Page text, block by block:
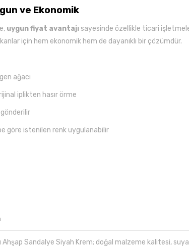
ve Ekonomik
uygun fiyat avantajısayesinde özellikle ticari
için hem ekonomik hem de dayanıklı bir çözümdür.
ağacı
iplikten hasır örme
gönderilir
göre istenilen renk uygulanabilir
Ahşap Sandalye Siyah Krem; doğal malzeme kalitesi,